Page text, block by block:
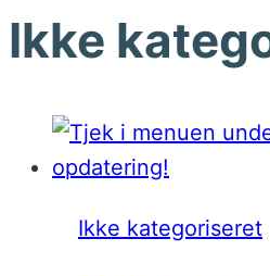
Ikke
Ikke kategoriseret